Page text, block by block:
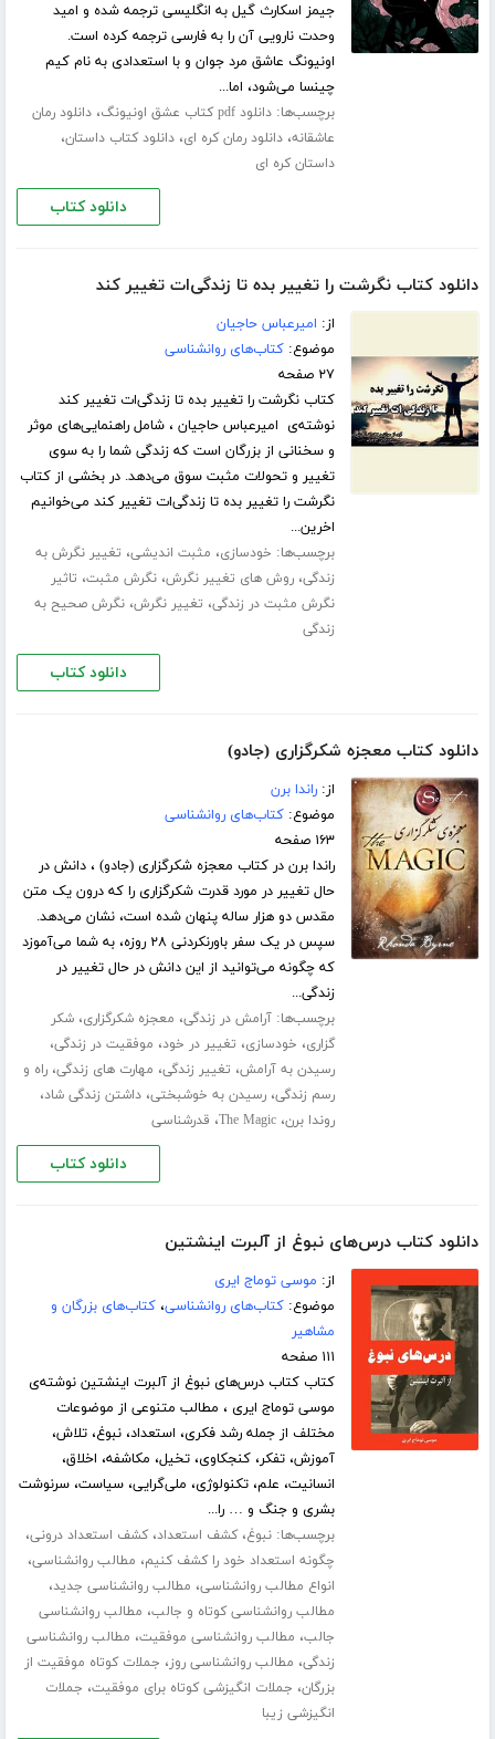
جیمز اسکارث گیل به انگلیسی ترجمه شده و امید
وحدت نارویی آن را به فارسی ترجمه کرده است.
اونیونگ عاشق مرد جوان و با استعدادی به نام کیم
چینسا می‌شود، اما...
برچسب‌ها:دانلود pdf کتاب عشق اونیونگ ،دانلود رمان
عاشقانه،دانلود رمان کره ای،دانلود کتاب داستان،
داستان کره ای
دانلود کتاب
دانلود کتاب نگرشت را تغییر بده تا زندگی‌ات تغییر کند
از: امیرعباس حاجیان
موضوع:کتاب‌های روانشناسی
۲۷ صفحه
کتاب نگرشت را تغییر بده تا زندگی‌ات تغییر کند
نوشته‌ی امیرعباس حاجیان ، شامل راهنمایی‌های موثر
و سخنانی از بزرگان است که زندگی شما را به سوی
تغییر و تحولات مثبت سوق می‌دهد. در بخشی از کتاب
نگرشت را تغییر بده تا زندگی‌ات تغییر کند می‌خوانیم
اخرین...
برچسب‌ها: خودسازی، مثبت اندیشی، تغییر نگرش به
زندگی،روش های تغییر نگرش،نگرش مثبت، تاثیر
نگرش مثبت در زندگی، تغییر نگرش،نگرش صحیح به
زندگی
دانلود کتاب
دانلود کتاب معجزه شکرگزاری (جادو)
از:راندا برن
موضوع:کتاب‌های روانشناسی
۱۶۳ صفحه
راندا برن در کتاب معجزه شکرگزاری (جادو) ، دانش در
حال تغییر در مورد قدرت شکرگزاری را که درون یک متن
مقدس دو هزار ساله پنهان شده است، نشان می‌دهد.
سپس در یک سفر باورنکردنی ۲۸ روزه، به شما می‌آموزد
که چگونه می‌توانید از این دانش در حال تغییر در
زندگی...
برچسب‌ها:آرامش در زندگی، معجزه شکرگزاری،شکر
گزاری، خودسازی، تغییر در خود، موفقیت در زندگی،
رسیدن به آرامش، تغییر زندگی، مهارت های زندگی،راه و
رسم زندگی،رسیدن به خوشبختی،داشتن زندگی شاد،
روندا برن،The Magic، قدرشناسی
دانلود کتاب
دانلود کتاب درس‌های نبوغ از آلبرت اینشتین
از: موسی توماج ایری
موضوع:کتاب‌های روانشناسی،کتاب‌های بزرگان و
مشاهیر
۱۱۱ صفحه
کتاب کتاب درس‌های نبوغ از آلبرت اینشتین نوشته‌ی
موسی توماج ایری ، مطالب متنوعی از موضوعات
مختلف از جمله رشد فکری، استعداد، نبوغ، تلاش،
آموزش، تفکر، کنجکاوی، تخیل، مکاشفه، اخلاق،
انسانیت، علم، تکنولوژی، ملی‌گرایی، سیاست، سرنوشت
بشری و جنگ و … را...
برچسب‌ها:نبوغ،کشف استعداد،کشف استعداد درونی،
چگونه استعداد خود را کشف کنیم، مطالب روانشناسی،
انواع مطالب روانشناسی، مطالب روانشناسی جدید،
مطالب روانشناسی کوتاه و جالب، مطالب روانشناسی
جالب، مطالب روانشناسی موفقیت، مطالب روانشناسی
زندگی، مطالب روانشناسی روز، جملات کوتاه موفقیت از
بزرگان، جملات انگیزشی کوتاه برای موفقیت، جملات
انگیزشی زیبا